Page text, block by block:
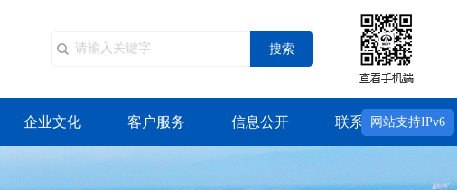
搜索
企业文化 客户服务 信息公开 联系我们网站支持IPv6